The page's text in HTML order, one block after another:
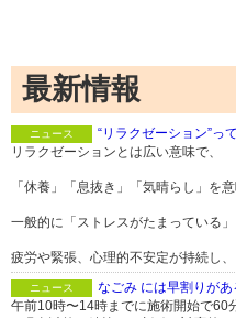
最新情報
ニュース
“リラクゼーション”っ
リラクゼーションとは広い意味で、
「休養」「息抜き」「気晴らし」を意
一般的に「ストレスがたまっている」
疲労や緊張、心理的不安定が持続し
ニュース
なごみ には早割りが
午前10時〜14時までに施術開始で60